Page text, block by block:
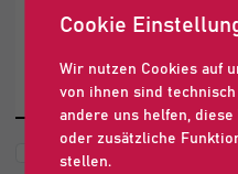
Die
Cookie
Wir nutzen Cookies auf
von ihnen sind
andere uns helfen,
oder zusätzliche
stellen.